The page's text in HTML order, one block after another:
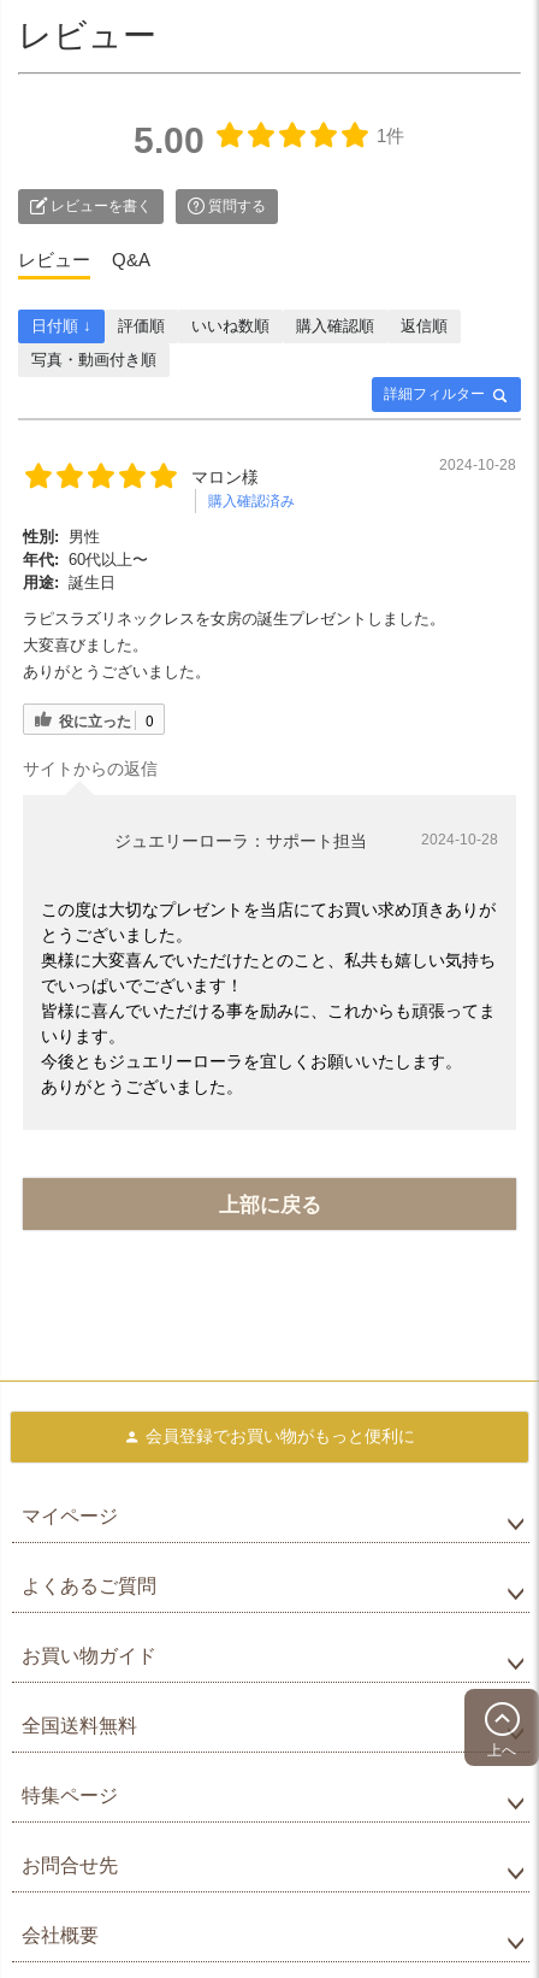
レビュー
5.00 1件
レビューを書く 質問する
レビュー Q&A
詳細フィルター
日付順 ↓ 評価順 いいね数順 購入確認順
返信順
写真・動画付き順
マロン様
購入確認済み
2024-10-28
性別:
男性
年代: 60代以上〜
用途: 誕生日
ラピスラズリネックレスを女房の誕生プレゼントしました。
大変喜びました。
ありがとうございました。
役に立った 0
サイトからの返信
ジュエリーローラ：サポート担当 2024-10-28
この度は大切なプレゼントを当店にてお買い求め頂きありが
とうございました。
奥様に大変喜んでいただけたとのこと、私共も嬉しい気持ち
でいっぱいでございます！
皆様に喜んでいただける事を励みに、これからも頑張ってま
いります。
今後ともジュエリーローラを宜しくお願いいたします。
ありがとうございました。
上部に戻る
上へ
会員登録でお買い物がもっと便利に
マイページ
よくあるご質問
お買い物ガイド
全国送料無料
特集ページ
お問合せ先
会社概要